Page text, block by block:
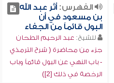
الفهرس:أثر عبد الله
بن مسعود في أن
البول قائماً من الجفاء
للشيخ: عبد الرحيم الطحان
جزء من محاضرة ( شرح الترمذي
- باب النهي عن البول قائماً وباب
الرخصة في ذلك [2])